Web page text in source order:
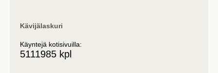
Kävijälaskuri
Käyntejä kotisivuilla:
5111985 kpl